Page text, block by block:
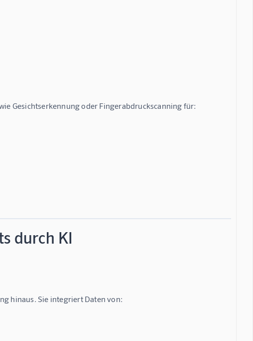
Gesichtserkennung oder Fingerabdruckscanning für:
durch KI
hinaus. Sie integriert Daten von: